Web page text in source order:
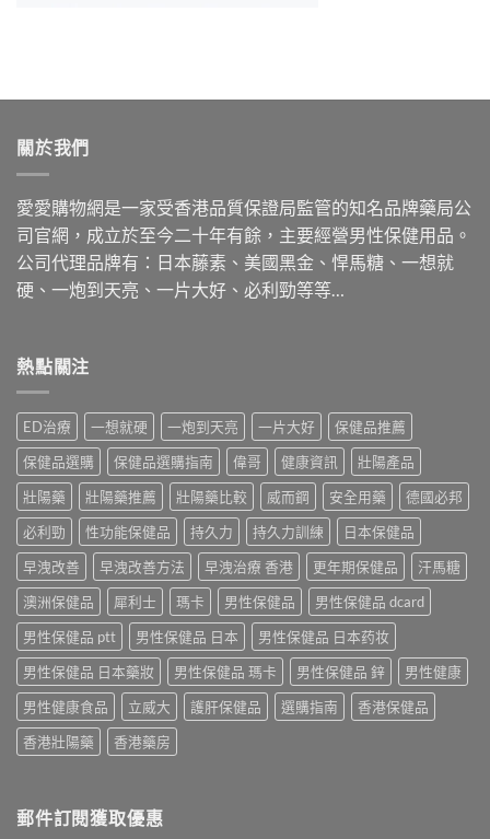
關於我們
愛愛購物網是一家受香港品質保證局監管的知名品牌藥局公
司官網，成立於至今二十年有餘，主要經營男性保健用品。
公司代理品牌有：日本藤素、美國黑金、悍馬糖、一想就
硬、一炮到天亮、一片大好、必利勁等等…
熱點關注
ED治療 一想就硬 一炮到天亮 一片大好
保健品推薦
保健品選購
保健品選購指南 偉哥 健康資訊
壯陽產品
壯陽藥
壯陽藥推薦 壯陽藥比較 威而鋼 安全用藥
德國必邦
必利勁
性功能保健品 持久力 持久力訓練
日本保健品
早洩改善
早洩改善方法 早洩治療 香港 更年期保健品
汗馬糖
澳洲保健品
犀利士 瑪卡 男性保健品
男性保健品 dcard
男性保健品 ptt
男性保健品 日本
男性保健品 日本药妆
男性保健品 日本藥妝
男性保健品 瑪卡 男性保健品 鋅
男性健康
男性健康食品
立威大 護肝保健品 選購指南
香港保健品
香港壯陽藥
香港藥房
郵件訂閱獲取優惠